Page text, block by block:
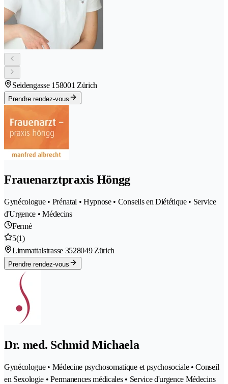
Seidengasse 158001 Zürich
Prendre rendez-vous
Frauenarztpraxis Höngg
Gynécologue • Prénatal • Hypnose • Conseils en Diététique • Service
d'Urgence • Médecins
Fermé
5(1)
Limmattalstrasse 3528049 Zürich
Prendre rendez-vous
Dr. med. Schmid Michaela
Gynécologue • Médecine psychosomatique et psychosociale • Conseil
en Sexologie • Permanences médicales • Service d'urgence Médecins